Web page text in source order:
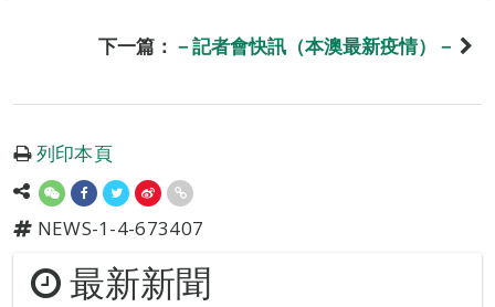
下一篇： －記者會快訊（本澳最新疫情）－
列印本頁
NEWS-1-4-673407
最新新聞